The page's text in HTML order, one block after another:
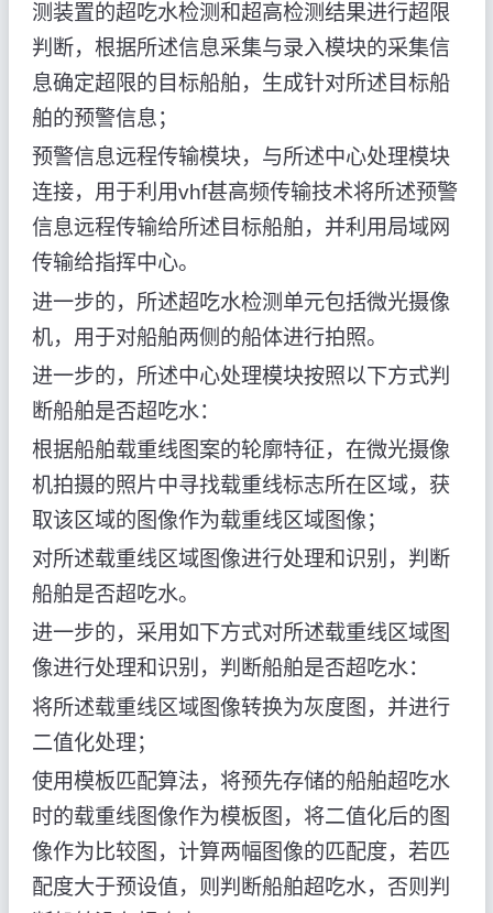
测装置的超吃水检测和超高检测结果进行超限
判断，根据所述信息采集与录入模块的采集信
息确定超限的目标船舶，生成针对所述目标船
舶的预警信息；
预警信息远程传输模块，与所述中心处理模块
连接，用于利用vhf甚高频传输技术将所述预警
信息远程传输给所述目标船舶，并利用局域网
传输给指挥中心。
进一步的，所述超吃水检测单元包括微光摄像
机，用于对船舶两侧的船体进行拍照。
进一步的，所述中心处理模块按照以下方式判
断船舶是否超吃水：
根据船舶载重线图案的轮廓特征，在微光摄像
机拍摄的照片中寻找载重线标志所在区域，获
取该区域的图像作为载重线区域图像；
对所述载重线区域图像进行处理和识别，判断
船舶是否超吃水。
进一步的，采用如下方式对所述载重线区域图
像进行处理和识别，判断船舶是否超吃水：
将所述载重线区域图像转换为灰度图，并进行
二值化处理；
使用模板匹配算法，将预先存储的船舶超吃水
时的载重线图像作为模板图，将二值化后的图
像作为比较图，计算两幅图像的匹配度，若匹
配度大于预设值，则判断船舶超吃水，否则判